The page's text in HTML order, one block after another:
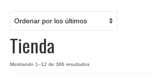
Bazar
Textil y Accesorios
Bordados
Tienda
Mostrando 1–12 de 386 resultadosOrdenado